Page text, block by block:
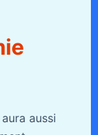
aussi